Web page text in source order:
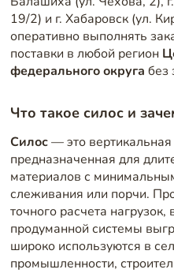
19/2) и г. Хабаровск (ул.
оперативно выполнять
поставки в любой регион
федерального округа без
Что такое силос и
Силос— это вертикальная
предназначенная для
материалов с
слеживания или порчи.
точного расчета
продуманной системы
широко используются в
промышленности,